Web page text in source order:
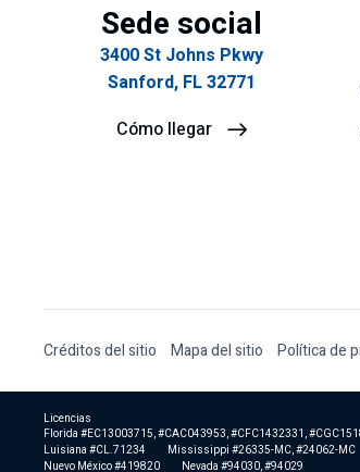
Sede social
3400 St Johns Pkwy
Sanford, FL 32771
Cómo llegar
Créditos del sitio Mapa del sitio Política de
Licencias
Florida #EC13003715, #CAC043953, #CFC1432331,
Luisiana #CL.71234
Mississippi #26335-MC, #24062-MC
Nuevo México #419820
Nevada #94030, #94029